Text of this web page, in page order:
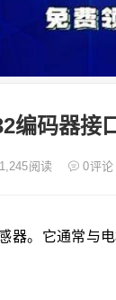
编码器接
1,245阅读 0评论
器。它通常与